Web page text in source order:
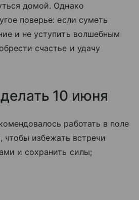
домой. Однако
поверье: если суметь
и не уступить волшебным
счастье и удачу
10 июня
работать в поле
чтобы избежать встречи
и сохранить силы;